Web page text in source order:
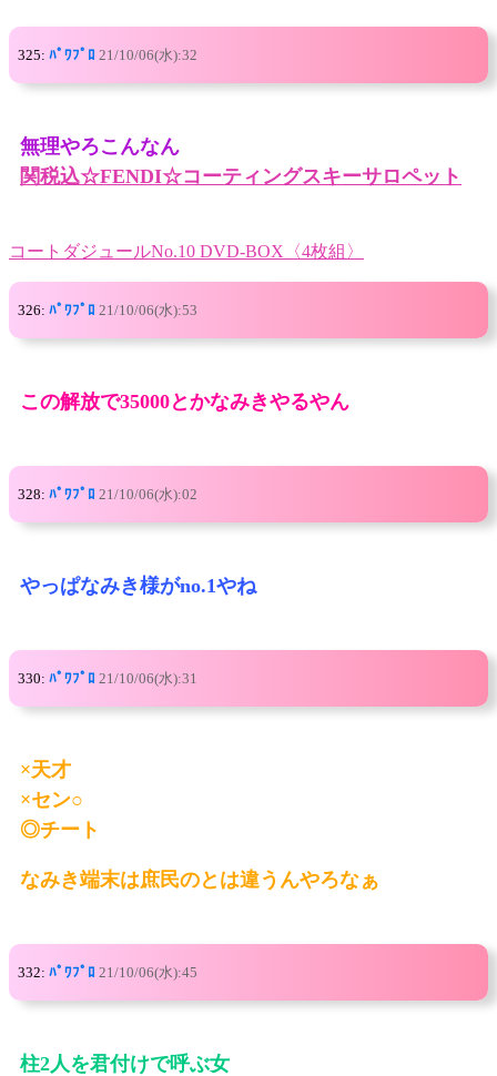
325: ﾊﾟﾜﾌﾟﾛ 21/10/06(水):32
無理やろこんなん
関税込☆FENDI☆コーティングスキーサロペット
コートダジュールNo.10 DVD-BOX〈4枚組〉
326: ﾊﾟﾜﾌﾟﾛ 21/10/06(水):53
この解放で35000とかなみきやるやん
328: ﾊﾟﾜﾌﾟﾛ 21/10/06(水):02
やっぱなみき様がno.1やね
330: ﾊﾟﾜﾌﾟﾛ 21/10/06(水):31
×天才
×セン○
◎チート
なみき端末は庶民のとは違うんやろなぁ
332: ﾊﾟﾜﾌﾟﾛ 21/10/06(水):45
柱2人を君付けで呼ぶ女